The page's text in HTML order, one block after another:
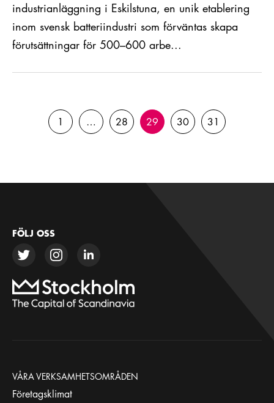
industrianläggning i Eskilstuna, en unik etablering
inom svensk batteriindustri som förväntas skapa
förutsättningar för 500–600 arbe...
1 … 28 29 30 31
FÖLJ OSS
VÅRA VERKSAMHETSOMRÅDEN
Företagsklimat